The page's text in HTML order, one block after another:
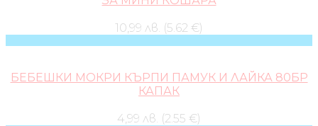
10,99 лв. (5.62 €)
БЕБЕШКИ МОКРИ КЪРПИ ПАМУК И ЛАЙКА 80БР
КАПАК
4,99 лв. (2.55 €)